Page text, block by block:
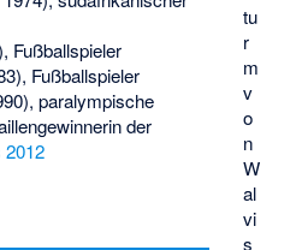
tu
r
m
v
o
n
W
al
vi
s
Fußballspieler
Fußballspieler
paralympische
der